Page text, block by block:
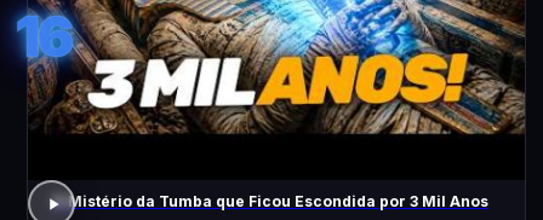
16
O Mistério da Tumba que Ficou Escondida por 3 Mil Anos